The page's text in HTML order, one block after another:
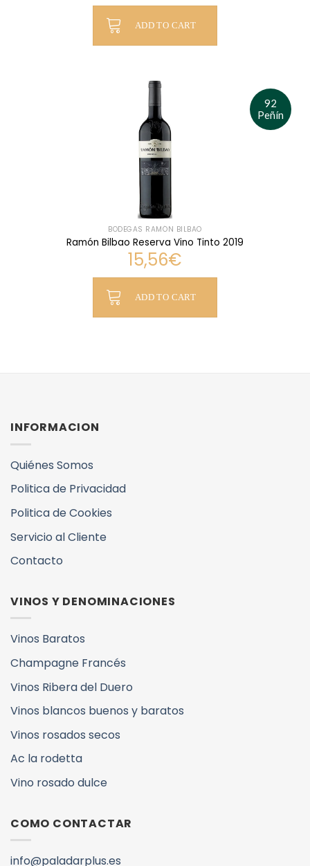
ADD TO CART
92
Peñín
BODEGAS RAMÓN BILBAO
Ramón Bilbao Reserva Vino Tinto 2019
15,56€
ADD TO CART
INFORMACION
Quiénes Somos
Politica de Privacidad
Politica de Cookies
Servicio al Cliente
Contacto
VINOS Y DENOMINACIONES
Vinos Baratos
Champagne Francés
Vinos Ribera del Duero
Vinos blancos buenos y baratos
Vinos rosados secos
Ac la rodetta
Vino rosado dulce
COMO CONTACTAR
info@paladarplus.es